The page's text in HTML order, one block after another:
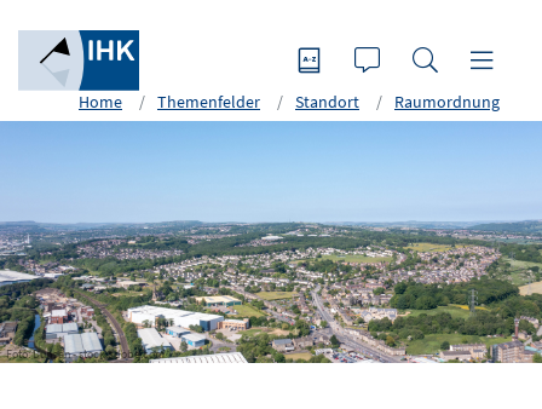
Home Themenfelder Standort Raumordnung
Foto: Duncan - stock.adobe.com